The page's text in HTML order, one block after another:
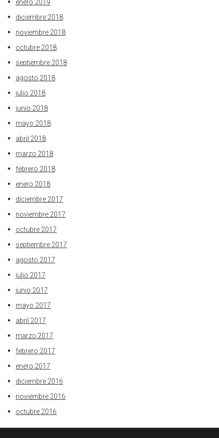
enero 2019
diciembre 2018
noviembre 2018
octubre 2018
septiembre 2018
agosto 2018
julio 2018
junio 2018
mayo 2018
abril 2018
marzo 2018
febrero 2018
enero 2018
diciembre 2017
noviembre 2017
octubre 2017
septiembre 2017
agosto 2017
julio 2017
junio 2017
mayo 2017
abril 2017
marzo 2017
febrero 2017
enero 2017
diciembre 2016
noviembre 2016
octubre 2016